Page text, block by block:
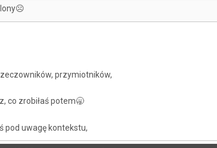
☹️
przymiotników,
co zrobiłaś potem🥱
pod uwagę kontekstu,